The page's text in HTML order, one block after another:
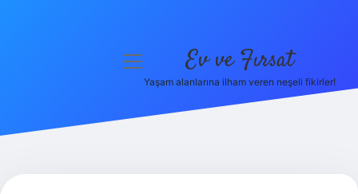
menüyü
Ev ve Fırsat
Yaşam alanlarına ilham veren neşeli fikirler!